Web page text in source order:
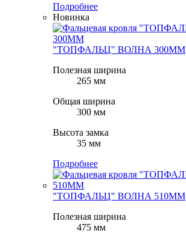
Подробнее
Новинка
"ТОПФАЛЬЦ" ВОЛНА 300ММ
Полезная ширина
265 мм
Общая ширина
300 мм
Высота замка
35 мм
Подробнее
"ТОПФАЛЬЦ" ВОЛНА 510ММ
Полезная ширина
475 мм